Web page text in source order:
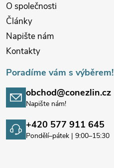
O společnosti
Články
Napište nám
Kontakty
Poradíme vám s výběrem!
obchod@conezlin.cz
Napište nám!
+420 577 911 645
Pondělí–pátek | 9:00–15:30